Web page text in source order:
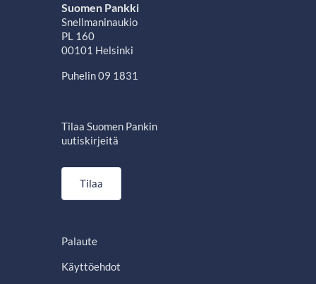
Suomen Pankki
Snellmaninaukio
PL 160
00101 Helsinki
Puhelin 09 1831
Tilaa Suomen Pankin
uutiskirjeitä
Tilaa
Palaute
Käyttöehdot